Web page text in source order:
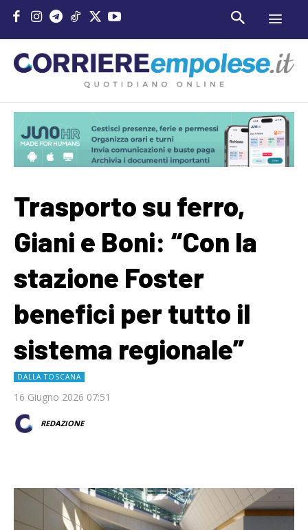
Trasporto su ferro,
Giani e Boni: “Con la
stazione Foster
benefici per tutto il
sistema regionale”
DALLA TOSCANA
16 Giugno 2026 07:51
REDAZIONE